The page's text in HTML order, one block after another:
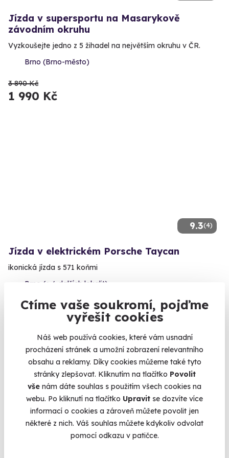
Ctíme vaše soukromí, pojďme
vyřešit cookies
Náš web používá cookies, které vám usnadní
procházení stránek a umožní zobrazení relevantního
obsahu a reklamy. Díky cookies můžeme také tyto
stránky zlepšovat. Kliknutím na tlačítko Povolit
vše nám dáte souhlas s použitím všech cookies na
webu. Po kliknutí na tlačítko Upravit se dozvíte více
informací o cookies a zároveň můžete povolit jen
některé z nich. Váš souhlas můžete kdykoliv odvolat
pomocí odkazu v patičce.
Jízda v supersportu na Masarykově
závodním okruhu
Vyzkoušejte jedno z 5 žihadel na největším okruhu v ČR.
Brno (Brno-město)
3 890 Kč
1 990 Kč
9.3(4)
Jízda v elektrickém Porsche Taycan
ikonická jízda s 571 koňmi
Brno (+ 6 dalších lokalit)
1 240 Kč
Volný termín už 31. 08. 2026
AKCE